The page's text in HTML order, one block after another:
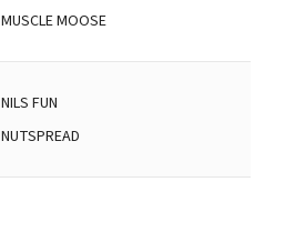
MUSCLE MOOSE
NILS FUN
NUTSPREAD